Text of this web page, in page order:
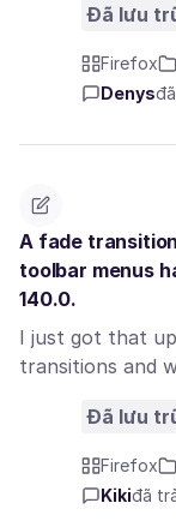
Đã lưu
Firefox
Denys
A fade
toolbar menus
140.0.
I just got that
transitions and
Đã lưu
Firefox
Kikiđã